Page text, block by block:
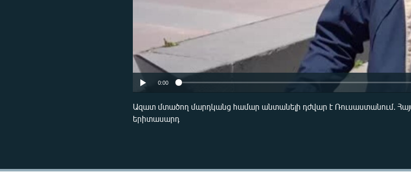
0:00
Ազատ մտածող մարդկանց համար անտանելի դժվար է Ռուսաստանում.
երիտասարդ